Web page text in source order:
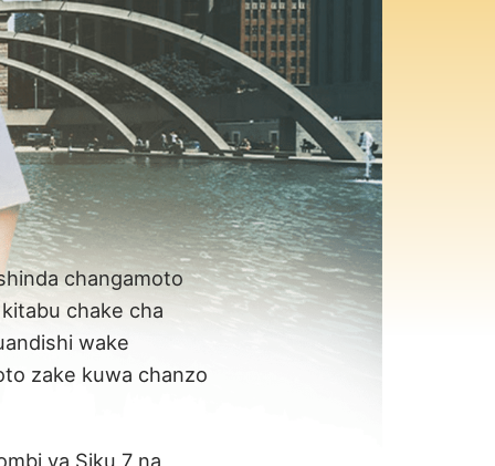
changamoto
chake cha
wake
zake kuwa chanzo
ya Siku 7 na